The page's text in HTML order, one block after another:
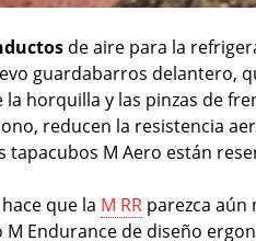
de aire para la
guardabarros delantero,
horquilla y las pinzas de
reducen la resistencia
M Aero están
que la M RR parezca aún
Endurance de diseño